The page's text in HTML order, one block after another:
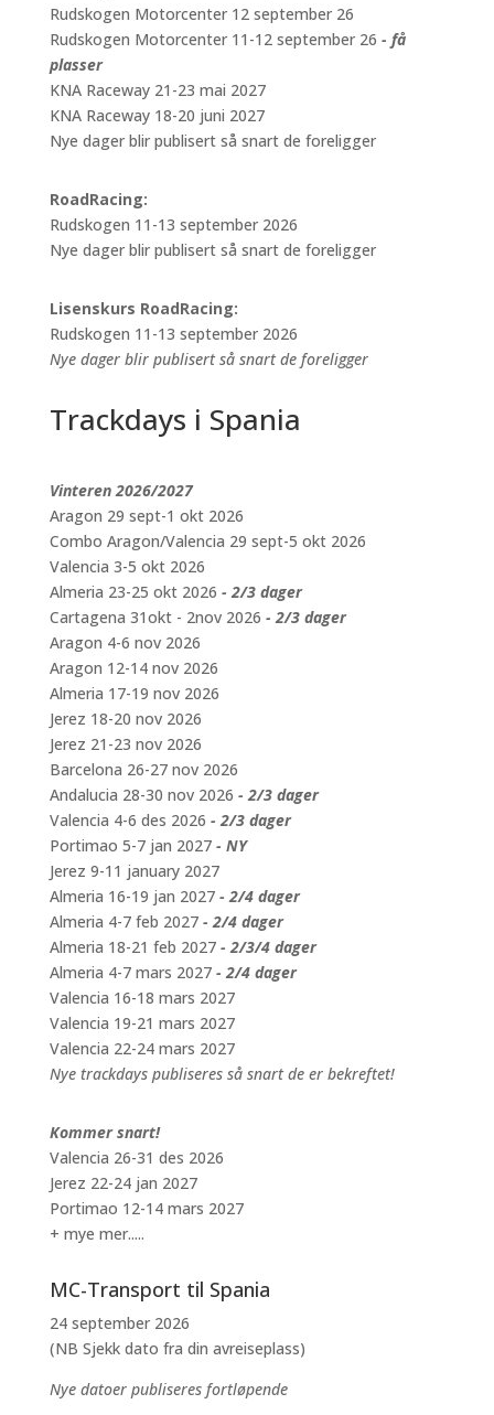
Rudskogen Motorcenter 12 september 26
Rudskogen Motorcenter 11-12 september 26 - få
plasser
KNA Raceway 21-23 mai 2027
KNA Raceway 18-20 juni 2027
Nye dager blir publisert så snart de foreligger
RoadRacing:
Rudskogen 11-13 september 2026
Nye dager blir publisert så snart de foreligger
Lisenskurs RoadRacing:
Rudskogen 11-13 september 2026
Nye dager blir publisert så snart de foreligger
Trackdays i Spania
Vinteren 2026/2027
Aragon 29 sept-1 okt 2026
Combo Aragon/Valencia 29 sept-5 okt 2026
Valencia 3-5 okt 2026
Almeria 23-25 okt 2026 - 2/3 dager
Cartagena 31okt - 2nov 2026 - 2/3 dager
Aragon 4-6 nov 2026
Aragon 12-14 nov 2026
Almeria 17-19 nov 2026
Jerez 18-20 nov 2026
Jerez 21-23 nov 2026
Barcelona 26-27 nov 2026
Andalucia 28-30 nov 2026 - 2/3 dager
Valencia 4-6 des 2026 - 2/3 dager
Portimao 5-7 jan 2027 - NY
Jerez 9-11 january 2027
Almeria 16-19 jan 2027 - 2/4 dager
Almeria 4-7 feb 2027 - 2/4 dager
Almeria 18-21 feb 2027 - 2/3/4 dager
Almeria 4-7 mars 2027 - 2/4 dager
Valencia 16-18 mars 2027
Valencia 19-21 mars 2027
Valencia 22-24 mars 2027
Nye trackdays publiseres så snart de er bekreftet!
Kommer snart!
Valencia 26-31 des 2026
Jerez 22-24 jan 2027
Portimao 12-14 mars 2027
+ mye mer.....
MC-Transport til Spania
24 september 2026
(NB Sjekk dato fra din avreiseplass)
Nye datoer publiseres fortløpende